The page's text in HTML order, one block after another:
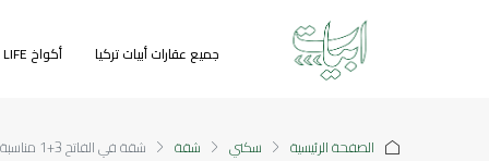
جميع عقارات أبيات تركيا أكواخ GREEN LIFE
الصفحة الرئيسية سكني شقة شقة في الفاتح 3+1 مناسبة للاستثمار إسطنبول 2024